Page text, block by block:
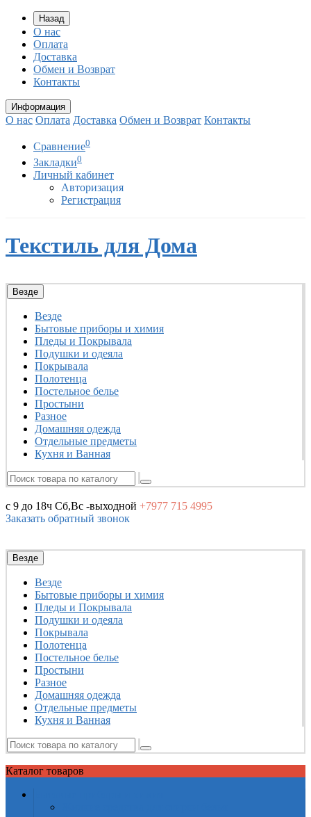
Назад
О нас
Оплата
Доставка
Обмен и Возврат
Контакты
Информация
О нас Оплата Доставка Обмен и Возврат Контакты
Сравнение0
Закладки0
Личный кабинет
Авторизация
Регистрация
Текстиль для Дома
Везде
Везде
Бытовые приборы и химия
Пледы и Покрывала
Подушки и одеяла
Покрывала
Полотенца
Постельное белье
Простыни
Разное
Домашняя одежда
Отдельные предметы
Кухня и Ванная
с 9 до 18ч Сб,Вс -выходной +7977 715 4995
Заказать обратный звонок
Везде
Везде
Бытовые приборы и химия
Пледы и Покрывала
Подушки и одеяла
Покрывала
Полотенца
Постельное белье
Простыни
Разное
Домашняя одежда
Отдельные предметы
Кухня и Ванная
Каталог товаров